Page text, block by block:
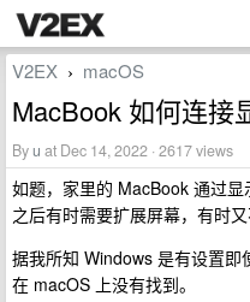
V2EX › macOS
MacBook 如何连接
Byu at Dec 14, 2022 · 2617 views
如题，家里的 MacBook 通过
之后有时需要扩展屏幕，有时又
据我所知 Windows 是有设置
在 macOS 上没有找到。